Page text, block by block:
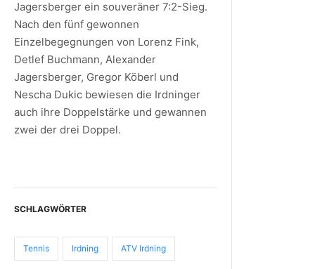
Jagersberger ein souveräner 7:2-Sieg.
Nach den fünf gewonnen
Einzelbegegnungen von Lorenz Fink,
Detlef Buchmann, Alexander
Jagersberger, Gregor Köberl und
Nescha Dukic bewiesen die Irdninger
auch ihre Doppelstärke und gewannen
zwei der drei Doppel.
SCHLAGWÖRTER
Tennis Irdning ATV Irdning